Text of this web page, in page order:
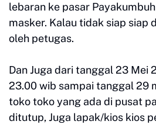
lebaran ke pasar
masker. Kalau tidak siap siap
oleh petugas.
Dan Juga dari tanggal 23 Mei
23.00 wib sampai tanggal 29
toko toko yang ada di pusat
ditutup, Juga lapak/kios kios